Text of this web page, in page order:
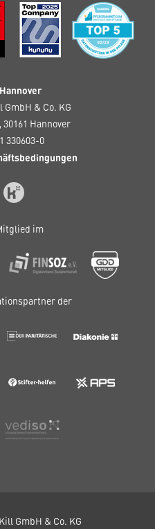
& Co. KG
Hannover
330603-0
im
der
GmbH & Co. KG